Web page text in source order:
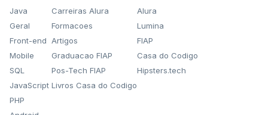
Java
Geral
Front-end
Mobile
SQL
JavaScript
PHP
Carreiras Alura
Formacoes
Artigos
Graduacao FIAP
Pos-Tech FIAP
Livros Casa do Codigo
Alura
Lumina
FIAP
Casa do Codigo
Hipsters.tech